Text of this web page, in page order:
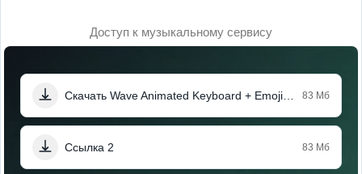
Доступ к музыкальному сервису
83 Мб
Ссылка 2 83 Мб